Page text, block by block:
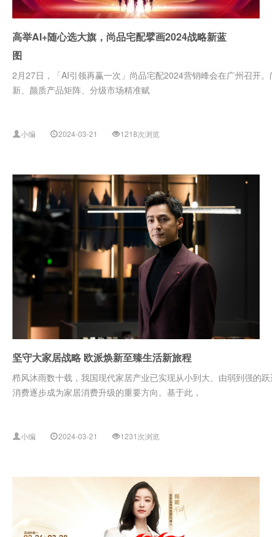
高举AI+随心选大旗，尚品宅配擘画2024战略新蓝
图
2月27日，「AI引领再赢一次」尚品宅配2024营销峰会在广州召开
新、颜质产品矩阵、分级市场精准赋
小编 2024-03-21 1218次浏览
坚守大家居战略 欧派焕新至臻生活新旅程
栉风沐雨数十载，我国现代家居产业已实现从小到大、由弱到强的
消费逐步成为家居消费升级的重要方向。基于此，
小编 2024-03-21 1231次浏览